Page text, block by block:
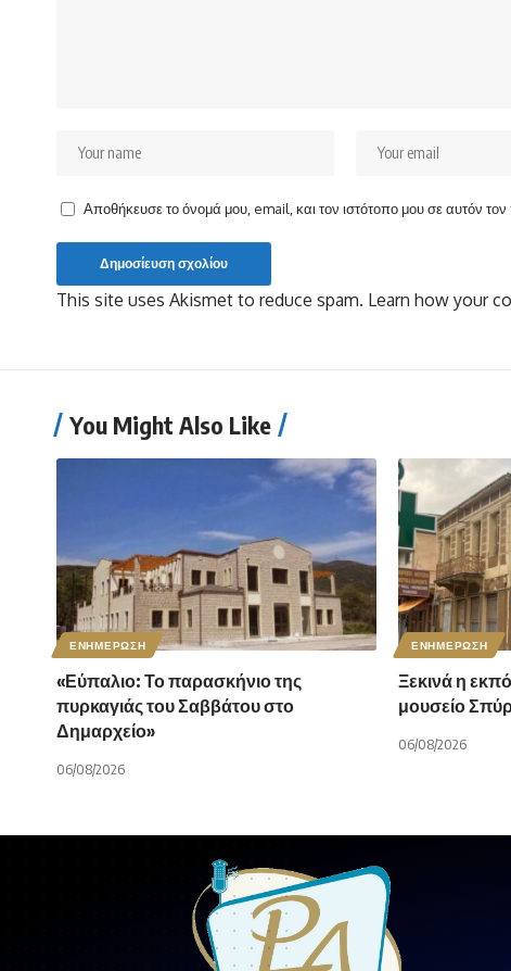
Αποθήκευσε το όνομά μου, email, και τον ιστότοπο μου σε αυτόν
This site uses Akismet to reduce spam. Learn how your
You Might Also Like
ΕΝΗΜΕΡΩΣΗ
«Εύπαλιο: Το παρασκήνιο της
πυρκαγιάς του Σαββάτου στο
Δημαρχείο»
06/08/2026
ΕΝΗΜΕΡΩΣΗ
Ξεκινά η
μουσείο
06/08/2026